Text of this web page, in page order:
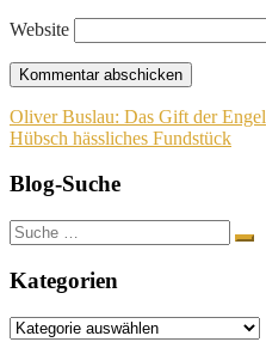
Website
Beitragsnavigation
Oliver Buslau: Das Gift der Engel
Hübsch hässliches Fundstück
Blog-Suche
Suche
nach:
Kategorien
Kategorien